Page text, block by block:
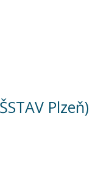
Plzeň)